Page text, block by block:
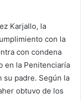
Karjallo, la
con la
con condena
en la Penitenciaría
su padre. Según la
obtuvo de los